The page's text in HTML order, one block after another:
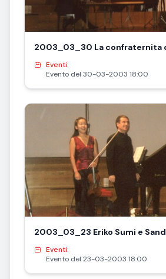
2003_03_30 La confraternita
Eventi:
Evento del 30-03-2003 18:00
2003_03_23 Eriko Sumi e
Eventi:
Evento del 23-03-2003 18:00